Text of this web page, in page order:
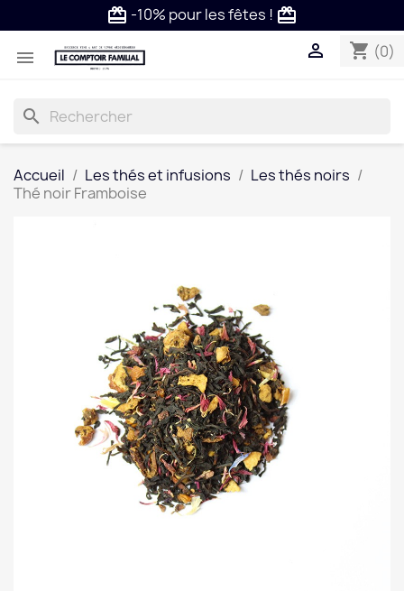
card_giftcard -10% pour les fêtes ! card_giftcard

shopping_cart (0)

search
Accueil Les thés et infusions
Les thés noirs
Thé noir Framboise